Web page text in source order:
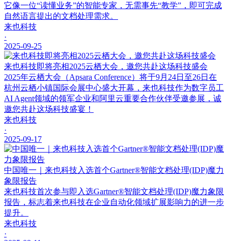
它像一位“读懂业务”的智能专家，无需事先“教学”，即可完成
自然语言提出的文档处理需求。
来也科技
·
2025-09-25
来也科技即将亮相2025云栖大会，邀您共赴这场科技盛会
2025年云栖大会（Apsara Conference）将于9月24日至26日在
杭州云栖小镇国际会展中心盛大开幕，来也科技作为数字员工
AI Agent领域的领军企业和阿里云重要合作伙伴受邀参展，诚
邀您共赴这场科技盛宴！
来也科技
·
2025-09-17
中国唯一｜来也科技入选首个Gartner®智能文档处理(IDP)魔力
象限报告
来也科技首次参与即入选Gartner®智能文档处理(IDP)魔力象限
报告，标志着来也科技在企业自动化领域扩展影响力的进一步
提升。
来也科技
·